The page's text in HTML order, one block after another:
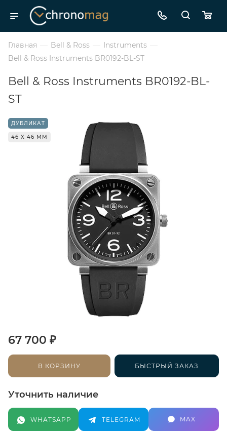
Главная — Bell & Ross — Instruments —
Bell & Ross Instruments BR0192-BL-ST
Bell & Ross Instruments BR0192-BL-
ST
ДУБЛИКАТ
46 Х 46 ММ
67 700 ₽
В КОРЗИНУ БЫСТРЫЙ ЗАКАЗ
Уточнить наличие
WHATSAPP TELEGRAM MAX